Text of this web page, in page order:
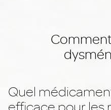
Quel
efficace pour les